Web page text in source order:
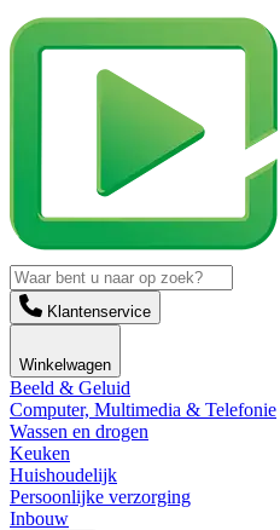
Klantenservice
Winkelwagen
Beeld & Geluid
Computer, Multimedia & Telefonie
Wassen en drogen
Keuken
Huishoudelijk
Persoonlijke verzorging
Inbouw